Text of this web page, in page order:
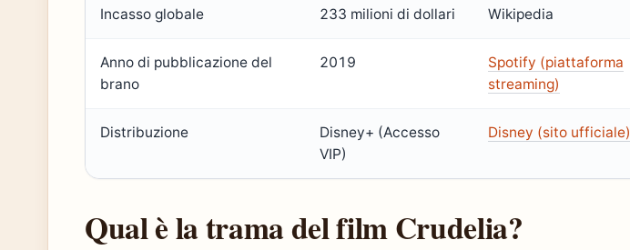
Incasso globale 233 milioni di dollari Wikipedia
Anno di pubblicazione del
brano
2019
Spotify (piattaforma
streaming)
Distribuzione
Disney+ (Accesso
VIP)
Disney (sito ufficiale)
Qual è la trama del film Crudelia?